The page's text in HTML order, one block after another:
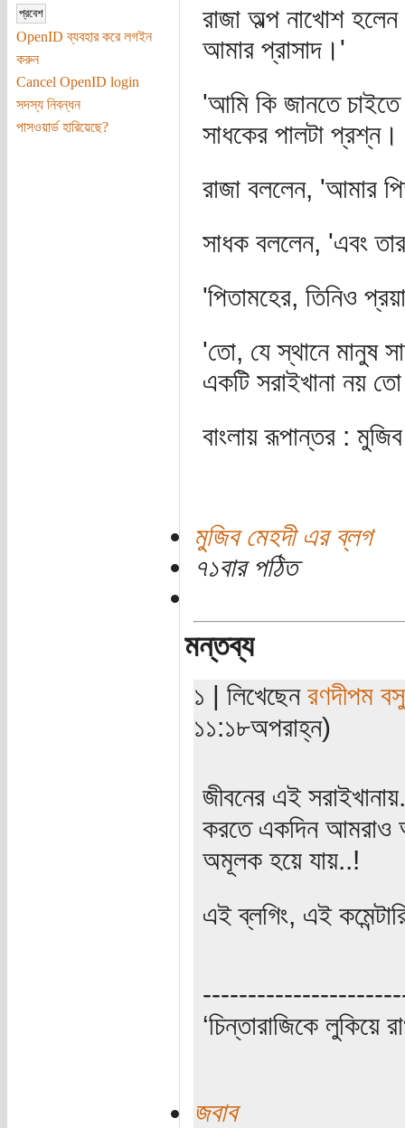
OpenID ব্যবহার করে লগইন
করুন
Cancel OpenID login
সদস্য নিবন্ধন
পাসওয়ার্ড হারিয়েছে?
রাজা অল্প নাখোশ
আমার প্রাসাদ।'
'আমি কি জানতে
সাধকের পালটা প্রশ্ন।
রাজা বললেন, 'আমার
সাধক বললেন, 'এবং
'পিতামহের, তিনিও
'তো, যে স্থানে মানুষ
একটি সরাইখানা নয়
বাংলায় রূপান্তর :
মুজিব মেহদী এর ব্লগ
৭১বার পঠিত
মন্তব্য
১ | লিখেছেন রণদীপম বসু
১১:১৮অপরাহ্ন)
জীবনের এই
করতে একদিন আমরাও
অমূলক হয়ে যায়..!
এই ব্লগিং, এই
‘চিন্তারাজিকে লুকিয়ে
জবাব